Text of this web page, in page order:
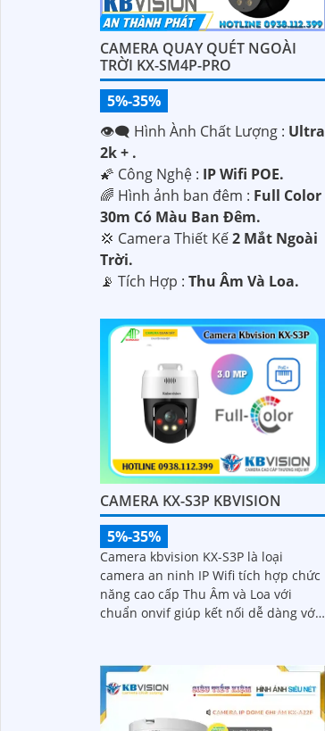
CAMERA QUAY QUÉT NGOÀI
TRỜI KX-SM4P-PRO
5%-35%
👁️‍🗨 Hình Ành Chất Lượng : Ultra
2k + .
🌠 Công Nghệ : IP Wifi POE.
🌈 Hình ảnh ban đêm : Full Color
30m Có Màu Ban Ðêm.
💢 Camera Thiết Kế2 Mắt Ngoài
Trời.
️📡 Tích Hợp : Thu Âm Và Loa.
CAMERA KX-S3P KBVISION
5%-35%
Camera kbvision KX-S3P là loại
camera an ninh IP Wifi tích hợp chức
năng cao cấp Thu Âm và Loa với
chuẩn onvif giúp kết nối dễ dàng với